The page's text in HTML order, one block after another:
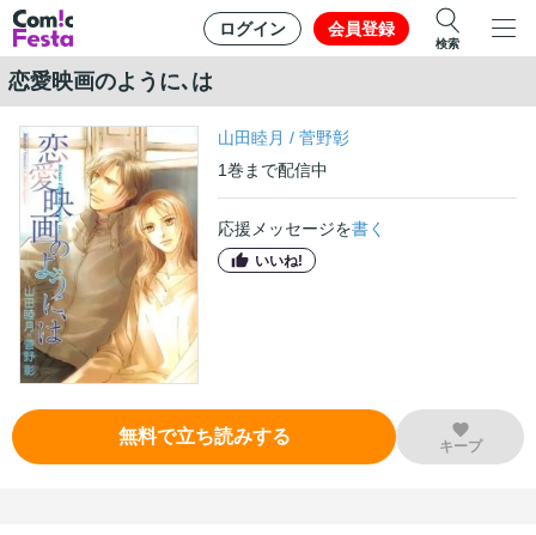
ログイン 会員登録
検索
恋愛映画のように､は
山田睦月 /菅野彰
1巻 まで配信中
応援メッセージを書く
いいね!
無料で立ち読みする キープ